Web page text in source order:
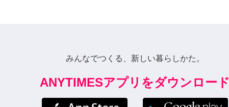
みんなでつくる、新しい暮らしかた。
ANYTIMESアプリをダウンロード